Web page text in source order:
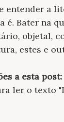
entender a
é. Bater na
objetal,
estes e
a esta post:
ler o texto